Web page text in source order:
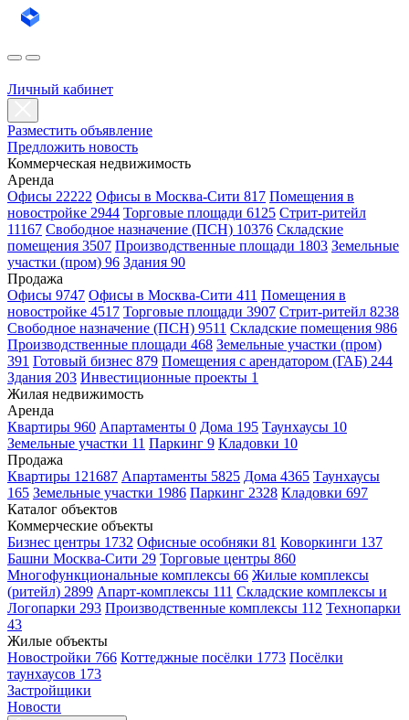
Личный кабинет
Разместить объявление
Предложить новость
Коммерческая недвижимость
Аренда
Офисы 22222 Офисы в Москва-Сити 817 Помещения в
новостройке 2944 Торговые площади 6125 Стрит-ритейл
11167 Свободное назначение (ПСН) 10376 Складские
помещения 3507 Производственные площади 1803 Земельные
участки (пром) 96 Здания 90
Продажа
Офисы 9747 Офисы в Москва-Сити 411 Помещения в
новостройке 4517 Торговые площади 3907 Стрит-ритейл 8238
Свободное назначение (ПСН) 9511 Складские помещения 986
Производственные площади 468 Земельные участки (пром)
391 Готовый бизнес 879 Помещения с арендатором (ГАБ) 244
Здания 203 Инвестиционные проекты 1
Жилая недвижимость
Аренда
Квартиры 960 Апартаменты 0 Дома 195 Таунхаусы 10
Земельные участки 11 Паркинг 9 Кладовки 10
Продажа
Квартиры 121687 Апартаменты 5825 Дома 4365 Таунхаусы
165 Земельные участки 1986 Паркинг 2328 Кладовки 697
Каталог объектов
Коммерческие объекты
Бизнес центры 1732 Офисные особняки 81 Коворкинги 137
Башни Москва-Сити 29 Торговые центры 860
Многофункциональные комплексы 66 Жилые комплексы
(ритейл) 2899 Апарт-комплексы 111 Складские комплексы и
Логопарки 293 Производственные комплексы 112 Технопарки
43
Жилые объекты
Новостройки 766 Коттеджные посёлки 1773 Посёлки
таунхаусов 173
Застройщики
Новости